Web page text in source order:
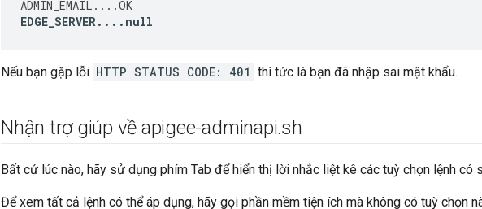
ADMIN_EMAIL ....OK
EDGE_SERVER.... null
Nếu bạn gặp lỗi HTTP STATUS CODE: 401 thì tức là bạn đã nhập sai mật khẩu.
Nhận trợ giúp về apigee-adminapi.sh
Bất cứ lúc nào, hãy sử dụng phím Tab để hiển thị lời nhắc liệt kê các tuỳ chọn lệnh có
Để xem tất cả lệnh có thể áp dụng, hãy gọi phần mềm tiện ích mà không có tuỳ chọn